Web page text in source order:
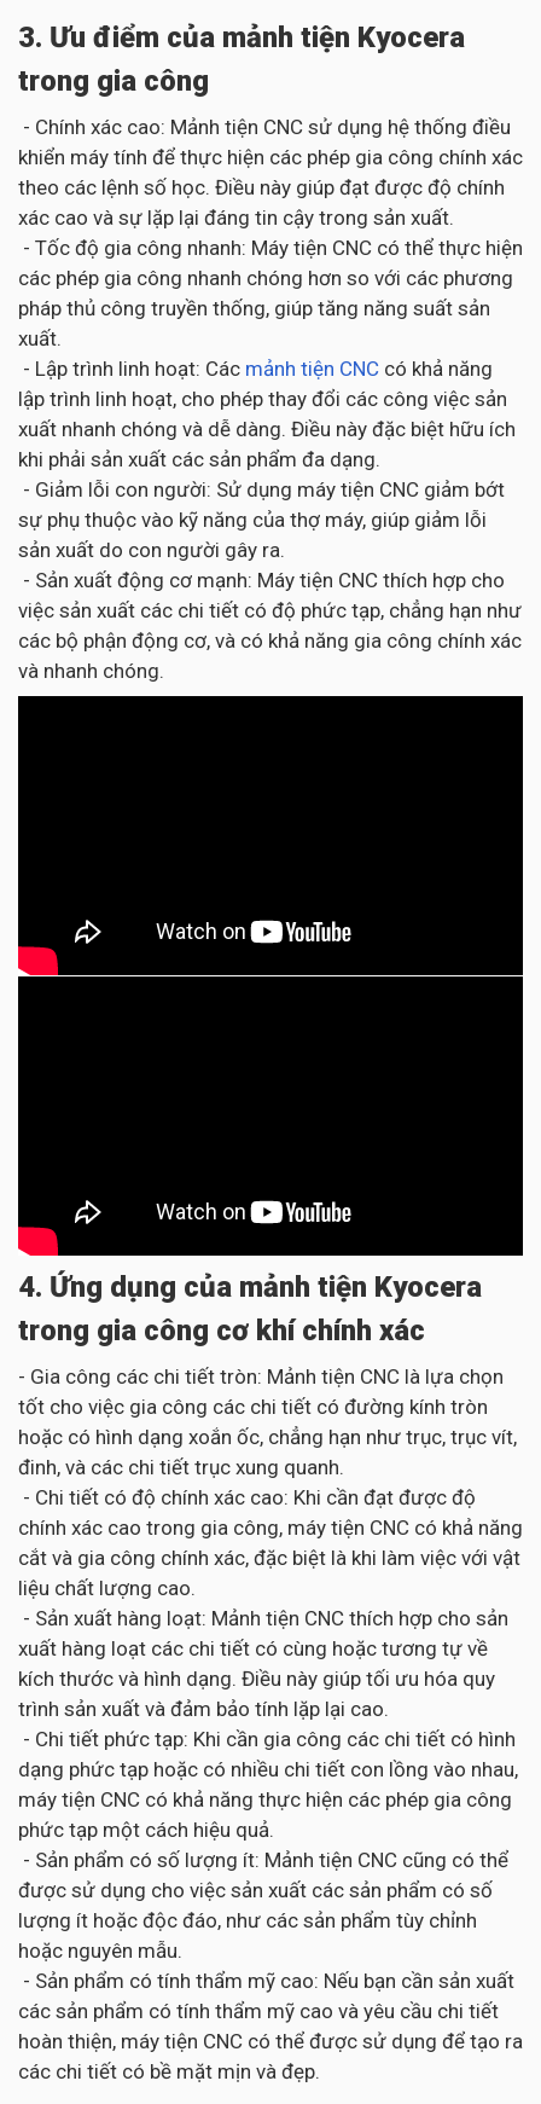
3. Ưu điểm của mảnh tiện Kyocera
trong gia công
- Chính xác cao: Mảnh tiện CNC sử dụng hệ thống điều
khiển máy tính để thực hiện các phép gia công chính xác
theo các lệnh số học. Điều này giúp đạt được độ chính
xác cao và sự lặp lại đáng tin cậy trong sản xuất.
- Tốc độ gia công nhanh: Máy tiện CNC có thể thực hiện
các phép gia công nhanh chóng hơn so với các phương
pháp thủ công truyền thống, giúp tăng năng suất sản
xuất.
- Lập trình linh hoạt: Các mảnh tiện CNC có khả năng
lập trình linh hoạt, cho phép thay đổi các công việc sản
xuất nhanh chóng và dễ dàng. Điều này đặc biệt hữu ích
khi phải sản xuất các sản phẩm đa dạng.
- Giảm lỗi con người: Sử dụng máy tiện CNC giảm bớt
sự phụ thuộc vào kỹ năng của thợ máy, giúp giảm lỗi
sản xuất do con người gây ra.
- Sản xuất động cơ mạnh: Máy tiện CNC thích hợp cho
việc sản xuất các chi tiết có độ phức tạp, chẳng hạn như
các bộ phận động cơ, và có khả năng gia công chính xác
và nhanh chóng.
4. Ứng dụng của mảnh tiện Kyocera
trong gia công cơ khí chính xác
- Gia công các chi tiết tròn: Mảnh tiện CNC là lựa chọn
tốt cho việc gia công các chi tiết có đường kính tròn
hoặc có hình dạng xoắn ốc, chẳng hạn như trục, trục vít,
đinh, và các chi tiết trục xung quanh.
- Chi tiết có độ chính xác cao: Khi cần đạt được độ
chính xác cao trong gia công, máy tiện CNC có khả năng
cắt và gia công chính xác, đặc biệt là khi làm việc với vật
liệu chất lượng cao.
- Sản xuất hàng loạt: Mảnh tiện CNC thích hợp cho sản
xuất hàng loạt các chi tiết có cùng hoặc tương tự về
kích thước và hình dạng. Điều này giúp tối ưu hóa quy
trình sản xuất và đảm bảo tính lặp lại cao.
- Chi tiết phức tạp: Khi cần gia công các chi tiết có hình
dạng phức tạp hoặc có nhiều chi tiết con lồng vào nhau,
máy tiện CNC có khả năng thực hiện các phép gia công
phức tạp một cách hiệu quả.
- Sản phẩm có số lượng ít: Mảnh tiện CNC cũng có thể
được sử dụng cho việc sản xuất các sản phẩm có số
lượng ít hoặc độc đáo, như các sản phẩm tùy chỉnh
hoặc nguyên mẫu.
- Sản phẩm có tính thẩm mỹ cao: Nếu bạn cần sản xuất
các sản phẩm có tính thẩm mỹ cao và yêu cầu chi tiết
hoàn thiện, máy tiện CNC có thể được sử dụng để tạo ra
các chi tiết có bề mặt mịn và đẹp.